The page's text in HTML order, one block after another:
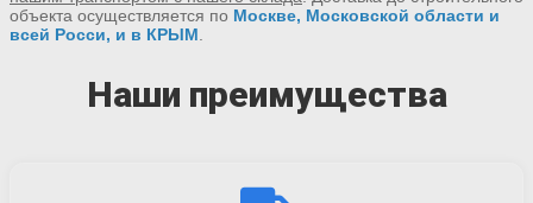
объекта осуществляется по Москве, Московской области и
всей Росси, и в КРЫМ
Наши преимущества